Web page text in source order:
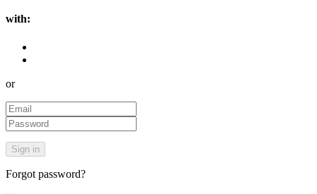
with:
or
Forgot password?